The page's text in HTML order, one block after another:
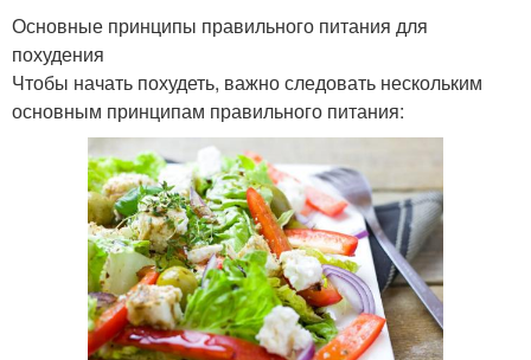
Основные принципы правильного питания для
похудения
Чтобы начать похудеть, важно следовать нескольким
основным принципам правильного питания: